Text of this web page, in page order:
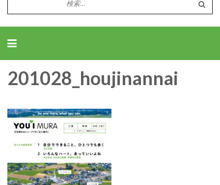
索:
201028_houjinannai